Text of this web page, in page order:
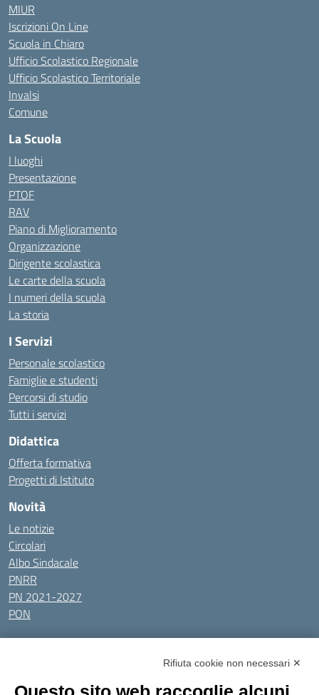
MIUR
Iscrizioni On Line
Scuola in Chiaro
Ufficio Scolastico Regionale
Ufficio Scolastico Territoriale
Invalsi
Comune
La Scuola
I luoghi
Presentazione
PTOF
RAV
Piano di Miglioramento
Organizzazione
Dirigente scolastica
Le carte della scuola
I numeri della scuola
La storia
I Servizi
Personale scolastico
Famiglie e studenti
Percorsi di studio
Tutti i servizi
Didattica
Offerta formativa
Progetti di Istituto
Novità
Le notizie
Circolari
Albo Sindacale
PNRR
PN 2021-2027
PON
Tutti gli argomenti
Amministrazione Trasparente
Privacy Policy
Rifiuta cookie non necessari ✕